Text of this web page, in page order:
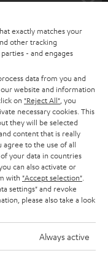
exactly matches your
other tracking
- and engages
data from you and
website and information
on "Reject All" , you
necessary cookies. This
they will be selected
content that is really
agree to the use of all
your data in countries
can also activate or
with "Accept selection"
settings" and revoke
please also take a look
Always active